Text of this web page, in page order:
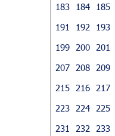
183
184 185
191
192 193
199
200 201
207
208 209
215
216 217
223
224 225
231
232 233